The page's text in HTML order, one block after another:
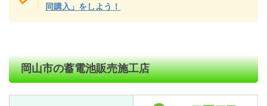
同購入」をしよう！
岡山市の蓄電池販売施工店